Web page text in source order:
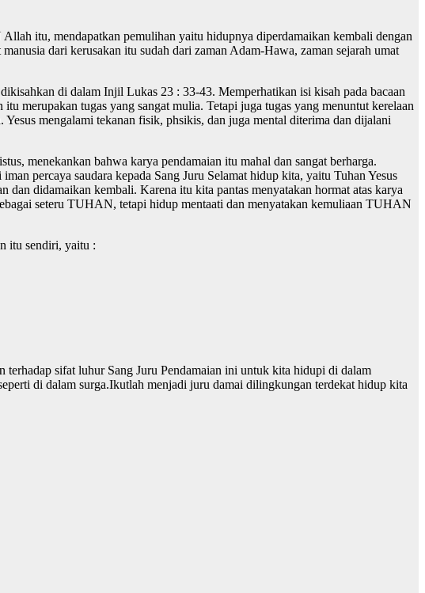
itu, mendapatkan pemulihan yaitu hidupnya diperdamaikan kembali dengan
dari kerusakan itu sudah dari zaman Adam-Hawa, zaman sejarah umat
di dalam Injil Lukas 23 : 33-43. Memperhatikan isi kisah pada bacaan
merupakan tugas yang sangat mulia. Tetapi juga tugas yang menuntut kerelaan
mengalami tekanan fisik, phsikis, dan juga mental diterima dan dijalani
menekankan bahwa karya pendamaian itu mahal dan sangat berharga.
percaya saudara kepada Sang Juru Selamat hidup kita, yaitu Tuhan Yesus
didamaikan kembali. Karena itu kita pantas menyatakan hormat atas karya
seteru TUHAN, tetapi hidup mentaati dan menyatakan kemuliaan TUHAN
itu sendiri, yaitu :
terhadap sifat luhur Sang Juru Pendamaian ini untuk kita hidupi di dalam
di dalam surga.Ikutlah menjadi juru damai dilingkungan terdekat hidup kita